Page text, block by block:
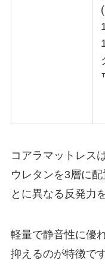
コアラマットレス
ウレタンを3層に
とに異なる反発力
軽量で静音性に優
抑えるのが特徴です